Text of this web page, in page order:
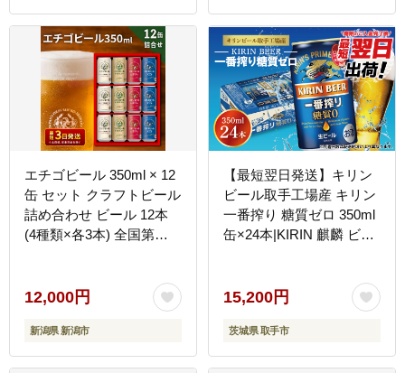
エチゴビール 350ml × 12
缶 セット クラフトビール
詰め合わせ ビール 12本
(4種類×各3本) 全国第一
新潟 【最短3日～7日以内
12,000円
新潟県 新潟市
【最短翌日発送】キリン
ビール取手工場産 キリン
一番搾り 糖質ゼロ 350ml
缶×24本|KIRIN 麒麟 ビー
県 取手市（ZA003-2）
15,200円
茨城県 取手市